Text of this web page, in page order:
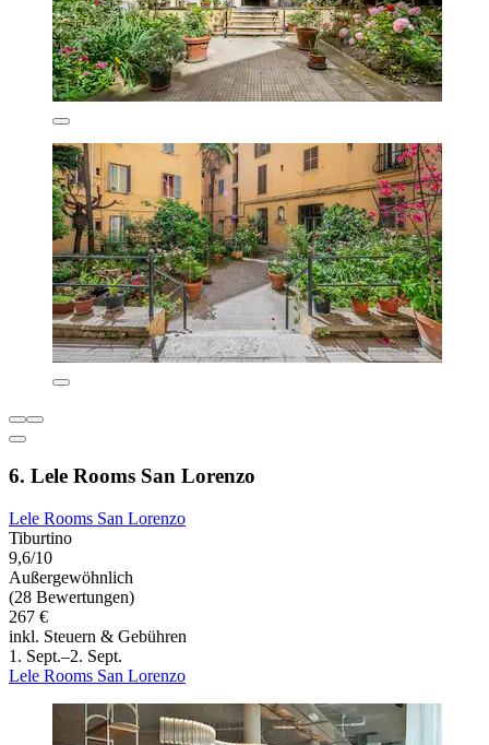
6. Lele Rooms San Lorenzo
Lele Rooms San Lorenzo
Tiburtino
9,6/10
Außergewöhnlich
(28 Bewertungen)
267 €
inkl. Steuern & Gebühren
1. Sept.–2. Sept.
Lele Rooms San Lorenzo